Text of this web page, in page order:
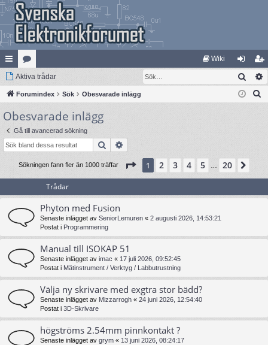
na
bb
lä
nk
ar
at
eg
ori
er
Wiki
og
ga
li
m
Aktiva trådar Sök
Forumindex Sök Obesvarade inlägg
Obesvarade inlägg
Gå till avancerad sökning
Sök
Sökningen fann fler än 1000 träffar Sida 1av20
1 2 3 4 5 20
Trådar
Phyton med Fusion
Senaste inlägget av SeniorLemuren « 2 augusti 2026, 14:53:21
Postat i Programmering
Manual till ISOKAP 51
Senaste inlägget av imac « 17 juli 2026, 09:52:45
Postat i Mätinstrument / Verktyg / Labbutrustning
Välja ny skrivare med exgtra stor bädd?
Senaste inlägget av Mizzarrogh « 24 juni 2026, 12:54:40
Postat i 3D-Skrivare
högströms 2.54mm pinnkontakt ?
Senaste inlägget av grym « 13 juni 2026, 08:24:17